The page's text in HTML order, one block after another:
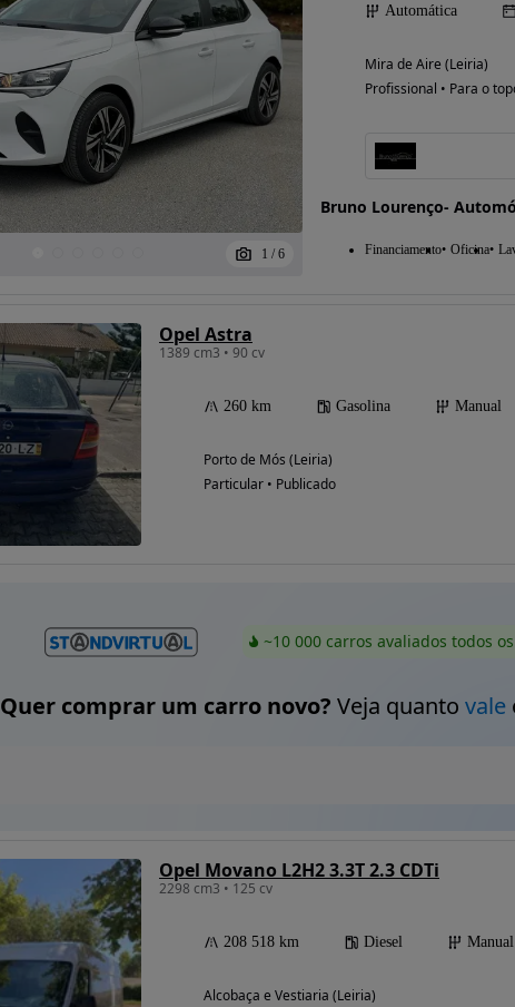
1 / 6
Automática
Mira de Aire (Leiria)
Profissional • Para o
Bruno Lourenço-
Financiamento Oficina
Opel Astra
1389 cm3 • 90 cv
260 km Gasolina Manual
Porto de Mós (Leiria)
Particular • Publicado
~10 000 carros avaliados todos
Quer comprar um carro novo? Veja quanto vale
Opel Movano L2H2 3.3T 2.3 CDTi
2298 cm3 • 125 cv
208 518 km Diesel Manual
Alcobaça e Vestiaria (Leiria)